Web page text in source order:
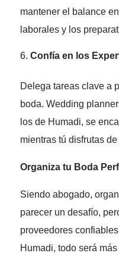
mantener el balance
laborales y los
Confía en los
Delega tareas clave a
boda. Wedding
los de Humadi, se
mientras tú disfrutas
Organiza tu Boda
Siendo abogado,
parecer un desafío,
proveedores
Humadi, todo será